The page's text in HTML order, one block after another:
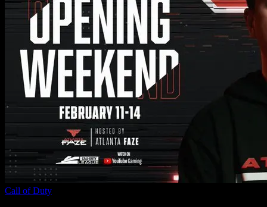
Call of Duty